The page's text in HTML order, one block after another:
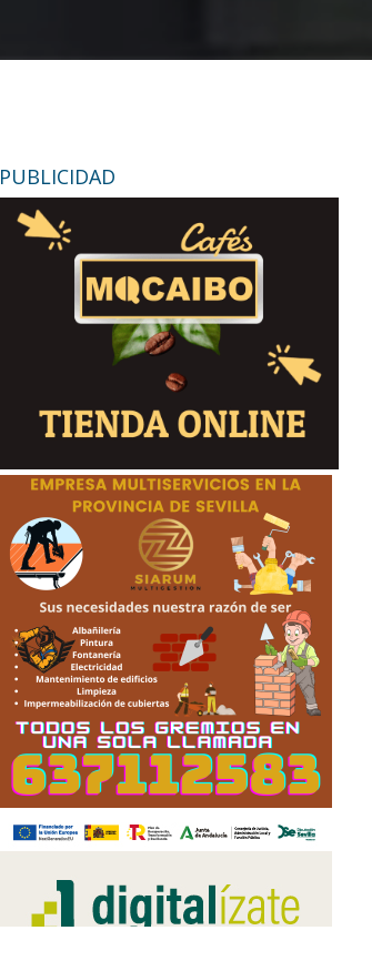
PUBLICIDAD